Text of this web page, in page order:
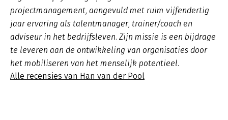
projectmanagement, aangevuld met ruim vijfendertig
jaar ervaring als talentmanager, trainer/coach en
adviseur in het bedrijfsleven. Zijn missie is een bijdrage
te leveren aan de ontwikkeling van organisaties door
het mobiliseren van het menselijk potentieel.
Alle recensies van Han van der Pool